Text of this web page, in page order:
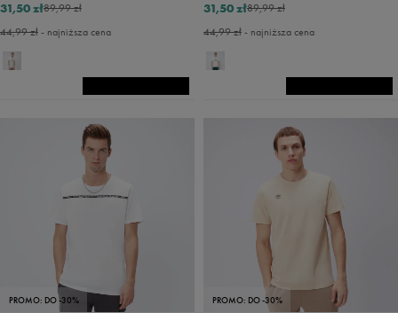
89,99 zł
31,50 zł
44,99 zł- najniższa cena
89,99 zł
31,50 zł
44,99 zł- najniższa cena
PROMO: DO -30% PROMO: DO -30%